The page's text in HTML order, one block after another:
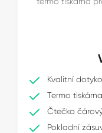
Kvalitní
Termo
Čtečka
Pokladní